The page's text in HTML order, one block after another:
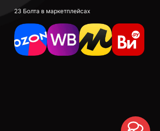
23 Болта в маркетплейсах